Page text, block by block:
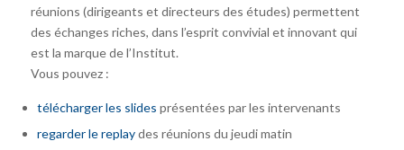
réunions (dirigeants et directeurs des études) permettent
des échanges riches, dans l’esprit convivial et innovant qui
est la marque de l’Institut.
Vous pouvez :
télécharger les slides présentées par les intervenants
regarder le replaydes réunions du jeudi matin